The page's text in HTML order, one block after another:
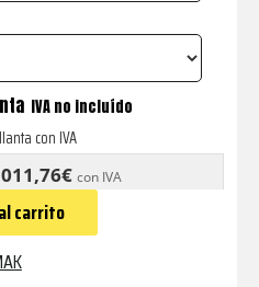
IVA no incluído
con IVA
con IVA
carrito